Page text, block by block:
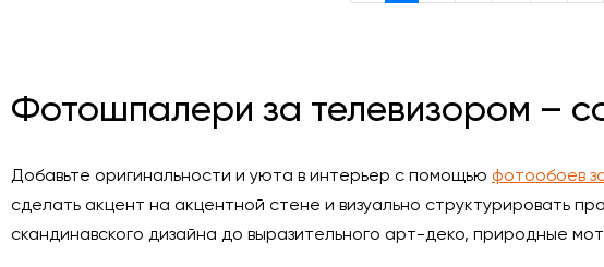
Фотошпалери за телевизором –
Добавьте оригинальности и уюта в интерьер с помощью фотообоев
сделать акцент на акцентной стене и визуально структурировать
скандинавского дизайна до выразительного арт-деко, природные